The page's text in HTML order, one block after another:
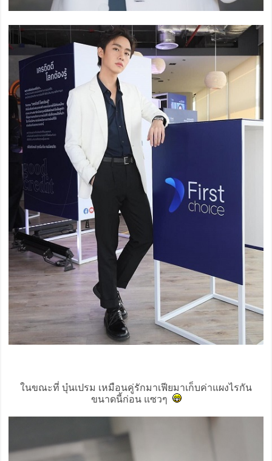
ในขณะที่ บุ๋นเปรม เหมือนคู่รักมาเฟียมาเก็บค่าแผงไรกัน
ขนาดนี้ก่อน แซวๆ